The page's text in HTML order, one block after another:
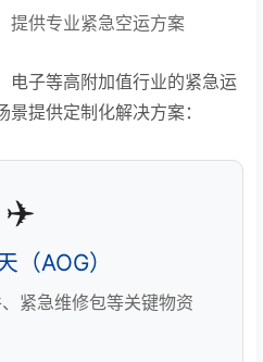
提供专业紧急空运方案
电子等高附加值行业的紧急运
提供定制化解决方案：
✈️
（AOG）
紧急维修包等关键物资